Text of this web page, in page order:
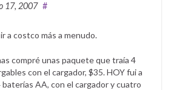
17, 2007 #
a costco más a menudo.
compré unas paquete que traía 4
con el cargador, $35. HOY fui a
baterías AA, con el cargador y cuatro